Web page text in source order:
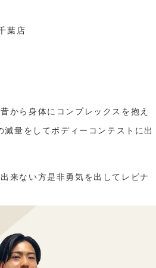
葉店
から身体にコンプレックスを抱え
量をしてボディーコンテストに出
来ない方是非勇気を出してレビナ